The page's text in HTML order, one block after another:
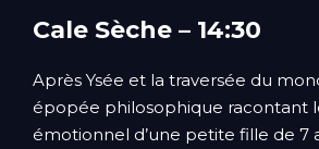
Cale Sèche – 14:30
Après Ysée et la traversée du
épopée philosophique racontant
émotionnel d’une petite fille de 7